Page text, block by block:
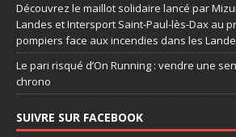
Découvrez le maillot solidaire lancé par
Landes et Intersport Saint-Paul-lès-Dax au
pompiers face aux incendies dans les
Le pari risqué d’On Running : vendre une
chrono
SUIVRE SUR FACEBOOK